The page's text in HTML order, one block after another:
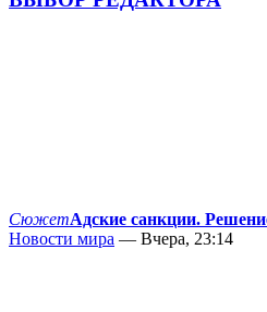
СюжетАдские санкции.
Новости мира — Вчера, 23:14